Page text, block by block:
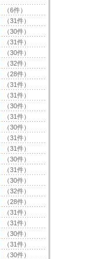
（6件）
（31件）
（30件）
（31件）
（30件）
（32件）
（28件）
（31件）
（31件）
（30件）
（31件）
（30件）
（31件）
（31件）
（30件）
（31件）
（30件）
（32件）
（28件）
（31件）
（31件）
（30件）
（31件）
（30件）